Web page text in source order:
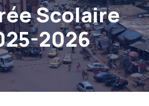
Scolaire
2026